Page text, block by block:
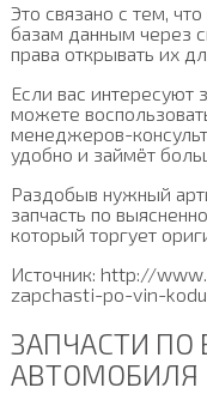
Это связано с тем,
базам данным через
права открывать их
Если вас интересуют
можете
менеджеров-
удобно и займёт
Раздобыв нужный
запчасть по
который торгует
Источник: http://
zapchasti-po-vin-
ЗАПЧАСТИ ПО
АВТОМОБИЛЯ